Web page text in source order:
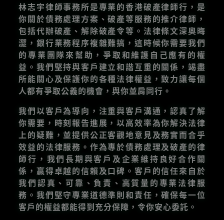
林志宇律師事務所是專業的香港破產律師行，是
你關於債務處理方案、破產等服務的推介律師，
包括代辦破產、解除破產令等。法律條文深奧晦
澀，銀行業務程序複雜難搞，這時候你需要我們
的專業團隊來幫助，爭取和維護自己應有的權
益。我們堅持與客戶建立和諧互重的關係，竭盡
所能關心及保護你的各種法律權益，致力讓每個
人都有爭取公義的機會，與你並肩同行。
我們以客戶為導向，注重與客戶溝通，認真了解
你需要，時刻報告進展，以高效率為你解決法律
上的疑難，並提供公正客觀地意見及務實而合乎
效益的法律服務。作為專於債務處理及破產的律
師行，我們長期與客戶及企業維持良好合作關
係，贏得卓越的信賴及口碑。客戶的信任來自於
我們認真、可靠、負責、高質量的專業法律服
務。我們堅守專業道德準則和責任，確保每一位
客戶的權益都能得到充分保障，令你安心委託。